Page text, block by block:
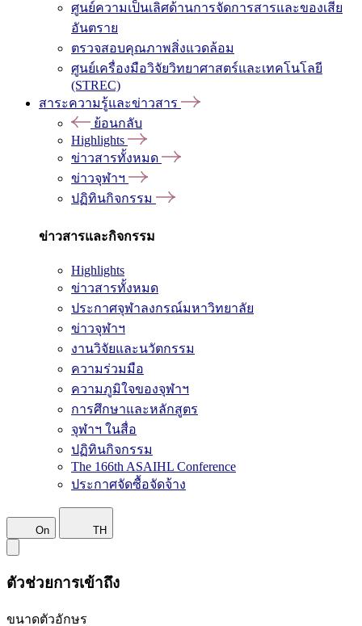
ศูนย์ความเป็นเลิศด้านการจัดการสารและของเสีย
อันตราย
ตรวจสอบคุณภาพสิ่งแวดล้อม
ศูนย์เครื่องมือวิจัยวิทยาศาสตร์และเทคโนโลยี
(STREC)
สาระความรู้และข่าวสาร
ย้อนกลับ
Highlights
ข่าวสารทั้งหมด
ข่าวจุฬาฯ
ปฏิทินกิจกรรม
ข่าวสารและกิจกรรม
Highlights
ข่าวสารทั้งหมด
ประกาศจุฬาลงกรณ์มหาวิทยาลัย
ข่าวจุฬาฯ
งานวิจัยและนวัตกรรม
ความร่วมมือ
ความภูมิใจของจุฬาฯ
การศึกษาและหลักสูตร
จุฬาฯ ในสื่อ
ปฏิทินกิจกรรม
The 166th ASAIHL Conference
ประกาศจัดซื้อจัดจ้าง
On TH
ตัวช่วยการเข้าถึง
ขนาดตัวอักษร